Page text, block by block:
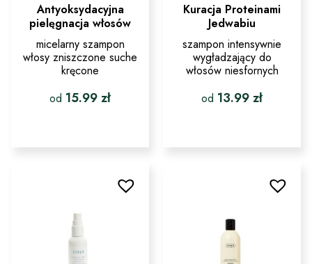
Antyoksydacyjna
pielęgnacja włosów
micelarny szampon
włosy zniszczone suche
kręcone
od 15.99zł
ma
wybrać
stronie
produktu
Kuracja Proteinami
Jedwabiu
szampon intensywnie
wygładzający do
włosów niesfornych
od 13.99zł
ma
na
stronie
produktu